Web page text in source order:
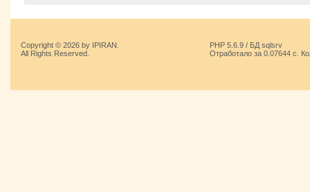
Copyright © 2026 by IPIRAN.
All Rights Reserved.
PHP 5.6.9 / БД sqlsrv
Отработало за 0.07644 с.